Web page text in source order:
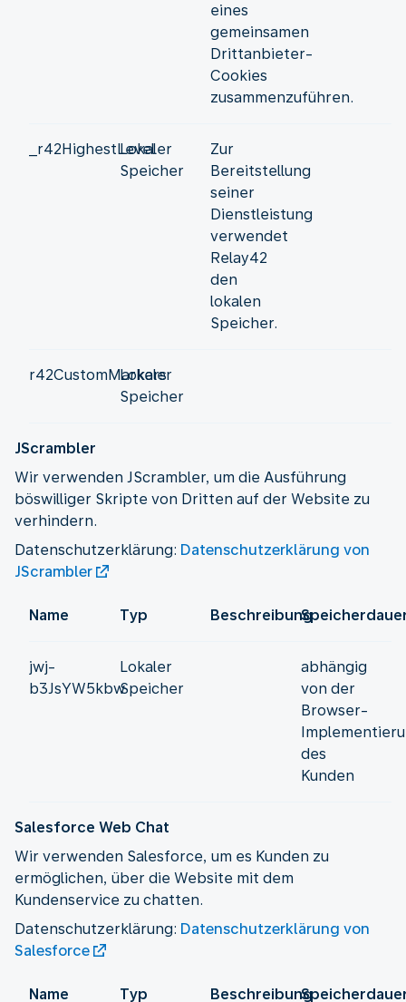
eines
gemeinsamen
Drittanbieter-
Cookies
zusammenzuführen.
_r42HighestLevel
Lokaler
Speicher
Zur
Bereitstellung
seiner
Dienstleistung
verwendet
Relay42
den
lokalen
Speicher.
r42CustomMarkers
Lokaler
Speicher
JScrambler
Wir verwenden JScrambler, um die Ausführung
böswilliger Skripte von Dritten auf der Website zu
verhindern.
Datenschutzerklärung: Datenschutzerklärung von
JScrambler
Name Typ Beschreibung
jwj-
b3JsYW5kbw
Lokaler
Speicher
abhängig
von der
Browser-
des
Kunden
Salesforce Web Chat
Wir verwenden Salesforce, um es Kunden zu
ermöglichen, über die Website mit dem
Kundenservice zu chatten.
Datenschutzerklärung: Datenschutzerklärung von
Salesforce
Name Typ Beschreibung